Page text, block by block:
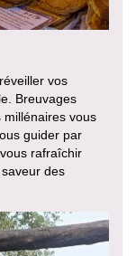
vos
Breuvages
millénaires vous
guider par
rafraîchir
des